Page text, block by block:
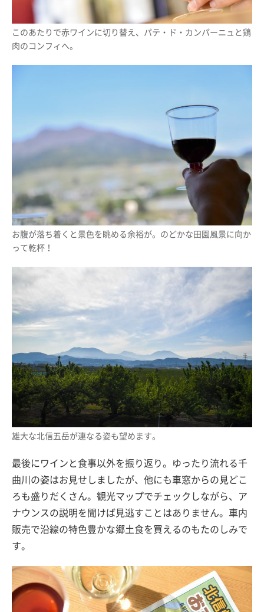
このあたりで赤ワインに切り替え、パテ・ド・カンパーニュと鶏
肉のコンフィへ。
お腹が落ち着くと景色を眺める余裕が。のどかな田園風景に向か
って乾杯！
雄大な北信五岳が連なる姿も望めます。
最後にワインと食事以外を振り返り。ゆったり流れる千
曲川の姿はお見せしましたが、他にも車窓からの見どこ
ろも盛りだくさん。観光マップでチェックしながら、ア
ナウンスの説明を聞けば見逃すことはありません。車内
販売で沿線の特色豊かな郷土食を買えるのもたのしみで
す。